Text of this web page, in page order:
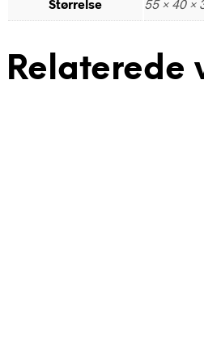
Størrelse 55 × 40 ×
Relaterede